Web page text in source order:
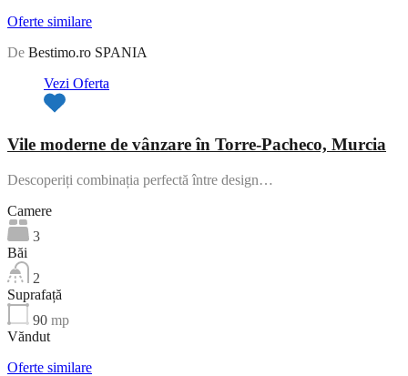
Oferte similare
De Bestimo.ro SPANIA
Vezi Oferta
Vile moderne de vânzare în Torre-Pacheco, Murcia
Descoperiți combinația perfectă între design…
Camere
3
Băi
2
Suprafață
90 mp
Văndut
Oferte similare